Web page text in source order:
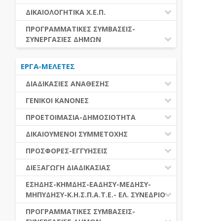
ΕΚΤΕΛΕΣΗ ΥΠΗΡΕΣΙΩΝ
ΕΚΤΕΛΕΣΗ ΠΡΟΜΗΘΕΙΩΝ
ΕΑΑΔΗΣΥ
ΕΑΔΗΣΥ
ΕΛ.ΣΥΝΕΔΡΙΟ
ΕΣΗΔΗΣ
ΔΙΚΑΙΟΛΟΓΗΤΙΚΑ Χ.Ε.Π.
ΔΙΚΑΙΟΛΟΓΗΤΙΚΑ Χ.Ε.Π.
ΠΡΟΓΡΑΜΜΑΤΙΚΕΣ ΣΥΜΒΑΣΕΙΣ-
ΣΥΝΕΡΓΑΣΙΕΣ ΔΗΜΩΝ
ΔΙΕΘΝΕΣ ΚΑΙ ΕΥΡΩΠΑΙΚΟ ΕΠΙΠΕΔΟ
ΠΡΟΓΡΑΜΜΑΤΙΚΕΣ ΣΥΜΒΑΣΕΙΣ
ΕΡΓΑ-ΜΕΛΕΤΕΣ
ΔΙΑΔΙΚΑΣΙΕΣ ΑΝΑΘΕΣΗΣ
ΔΙΑΔΙΚΑΣΙΕΣ ΑΝΑΘΕΣΗΣ
ΣΥΓΚΕΝΤΡΩΤΙΚΕΣ ΔΙΑΔΙΚΑΣΙΕΣ
ΑΝΑΘΕΣΗΣ
ΠΙΝΑΚΕΣ ΔΗΜΟΣΝΕΤ
ΓΕΝΙΚΟΙ ΚΑΝΟΝΕΣ
ΠΕΔΙΟ ΕΦΑΡΜΟΓΗΣ-ΕΝΑΡΞΗ ΙΣΧΥΟΣ
ΗΛΕΚΤΡΟΝΙΚΑ ΜΕΣΑ
ΓΕΝΙΚΕΣ ΑΡΧΕΣ ΚΑΙ ΚΑΝΟΝΕΣ
ΑΞΙΑ ΣΥΜΒΑΣΗΣ
ΕΙΔΗ ΣΥΜΒΑΣΕΩΝ
ΔΙΑΦΟΡΑ
ΠΡΟΕΤΟΙΜΑΣΙΑ-ΔΗΜΟΣΙΟΤΗΤΑ
ΓΝΩΜΟΔΟΤΙΚΑ ΟΡΓΑΝΑ-ΕΠΙΤΡΟΠΕΣ
ΠΡΟΕΤΟΙΜΑΣΙΑ
ΕΓΓΡΑΦΑ ΤΗΣ ΣΥΜΒΑΣΗΣ
ΔΗΜΟΣΙΕΥΣΕΙΣ
ΕΝΑΡΞΗ-ΠΡΟΘΕΣΜΙΕΣ
ΔΙΚΑΙΟΥΜΕΝΟΙ ΣΥΜΜΕΤΟΧΗΣ
ΔΙΚΑΙΟΥΜΕΝΟΙ ΣΥΜΜΕΤΟΧΗΣ
ΚΡΙΤΗΡΙΑ ΕΠΙΛΟΓΗΣ
ΛΟΓΟΙ ΑΠΟΚΛΕΙΣΜΟΥ
ΔΙΚΑΙΟΛΟΓΗΤΙΚΑ ΛΟΓΩΝ
ΑΠΟΚΛΕΙΣΜΟΥ & ΚΡΙΤΗΡΙΩΝ
ΕΠΙΛΟΓΗΣ
ΕΕΕΣ
ΠΡΟΣΦΟΡΕΣ-ΕΓΓΥΗΣΕΙΣ
ΕΓΓΥΗΣΕΙΣ
ΠΡΟΣΦΟΡΕΣ
ΔΙΕΞΑΓΩΓΗ ΔΙΑΔΙΚΑΣΙΑΣ
ΑΞΙΟΛΟΓΗΣΗ ΚΑΙ ΑΝΑΘΕΣΗ
ΑΠΟΤΕΛΕΣΜΑ ΔΙΑΔΙΚΑΣΙΑΣ
ΠΡΟΣΦΥΓΕΣ-ΕΝΣΤΑΣΕΙΣ
ΕΣΗΔΗΣ-ΚΗΜΔΗΣ-ΕΑΔΗΣΥ-ΜΕΔΗΣΥ-
ΜΗΠΥΔΗΣΥ-Κ.Η.Σ.Π.Α.Τ.Ε.- ΕΛ. ΣΥΝΕΔΡΙΟ
ΕΑΑΔΗΣΥ
ΠΡΟΓΡΑΜΜΑΤΙΚΕΣ ΣΥΜΒΑΣΕΙΣ-